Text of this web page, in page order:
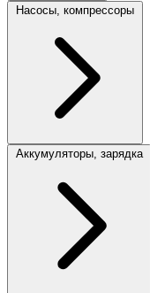
Насосы, компрессоры
Аккумуляторы, зарядка